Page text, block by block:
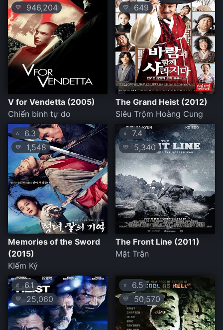
💛 946,204
V for Vendetta (2005)
Chiến binh tự do
💛 649
The Grand Heist (2012)
Siêu Trộm Hoàng Cung
⭐ 6.3
💛 1,548
Memories of the Sword
(2015)
KIếm Ký
⭐ 7.4
💛 5,340
The Front Line (2011)
Mặt Trận
⭐ 6.1
💛 25,060
⭐ 6.5
💛 50,570